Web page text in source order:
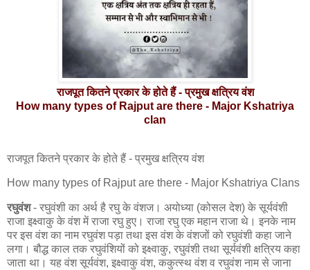
राजपूत कितने प्रकार के होते हैं - प्रमुख क्षत्रिय वंश
How many types of Rajput are there - Major Kshatriya
clan
राजपूत कितने प्रकार के होते हैं - प्रमुख क्षत्रिय वंश
How many types of Rajput are there - Major Kshatriya Clans
रघुवंश- रघुवंशी का अर्थ है रघु के वंशज। अयोध्या (कोसल देश) के सूर्यवंशी
राजा इक्ष्वाकु के वंश में राजा रघु हुए। राजा रघु एक महान राजा थे। इनके नाम
पर इस वंश का नाम रघुवंश पड़ा तथा इस वंश के वंशजों को रघुवंशी कहा जाने
लगा। बौद्ध काल तक रघुवंशियों को इक्ष्वाकु, रघुवंशी तथा सूर्यवंशी क्षत्रिय कहा
जाता था। यह वंश सूर्यवंश, इक्ष्वाकु वंश, ककुत्स्थ वंश व रघुवंश नाम से जाना